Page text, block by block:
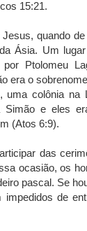
15:21.
quando
Ásia. Um
Ptolomeu
era o
uma colônia na
e eles
(Atos 6:9).
das
ocasião, os
pascal. Se
de